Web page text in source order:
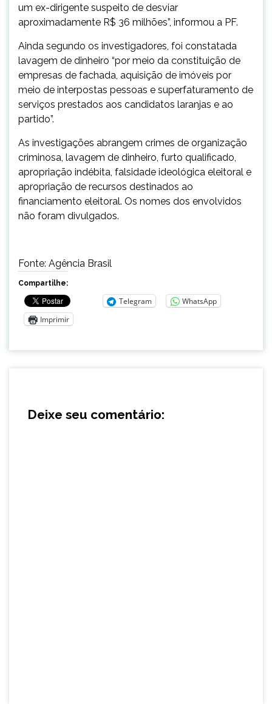
um ex-dirigente suspeito de desviar
aproximadamente R$ 36 milhões”, informou a PF.
Ainda segundo os investigadores, foi constatada
lavagem de dinheiro “por meio da constituição de
empresas de fachada, aquisição de imóveis por
meio de interpostas pessoas e superfaturamento de
serviços prestados aos candidatos laranjas e ao
partido”.
As investigações abrangem crimes de organização
criminosa, lavagem de dinheiro, furto qualificado,
apropriação indébita, falsidade ideológica eleitoral e
apropriação de recursos destinados ao
financiamento eleitoral. Os nomes dos envolvidos
não foram divulgados.
Fonte: Agência Brasil
Compartilhe:
Telegram
WhatsApp
Imprimir
Deixe seu comentário: